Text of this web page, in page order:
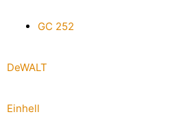
GC 252
DeWALT
Einhell